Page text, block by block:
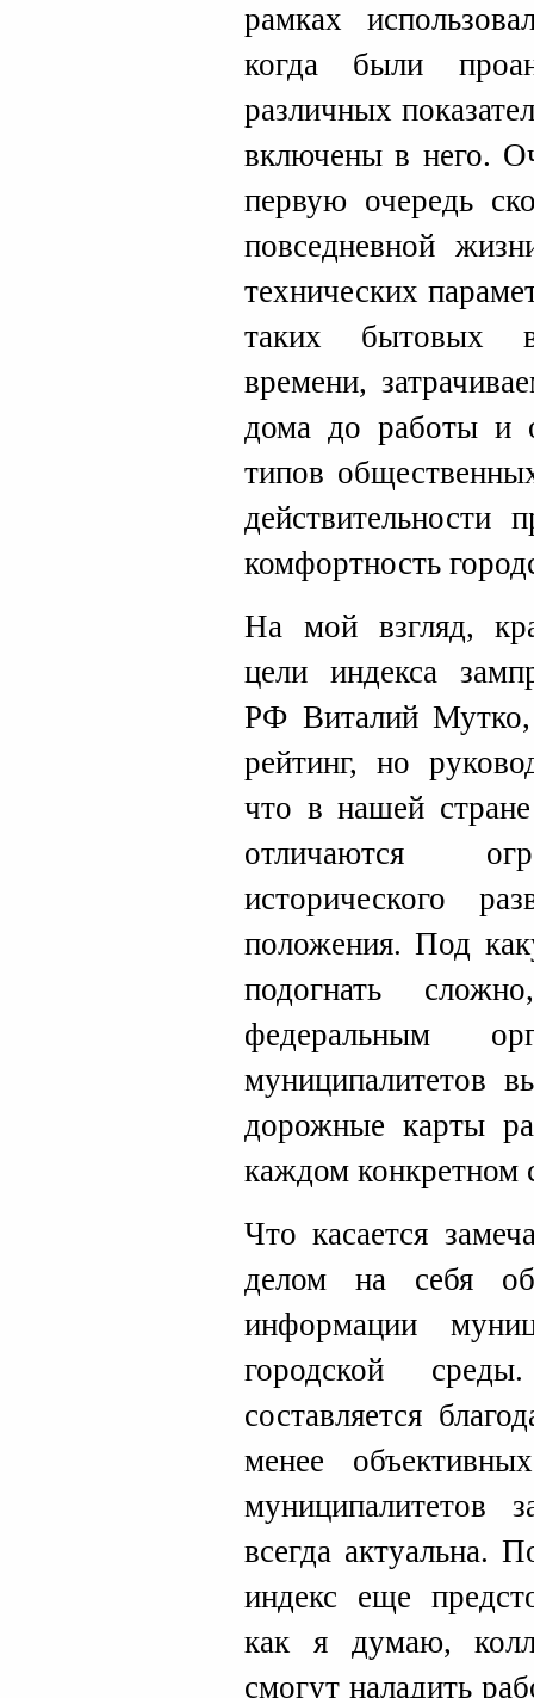
рамках
когда были
различных
включены в него.
первую очередь
повседневной
технических
таких бытовых
времени,
дома до работы и
типов
действительности
комфортность
На мой взгляд,
цели индекса
РФ Виталий Мутко,
рейтинг, но
что в нашей
отличаются
исторического
положения. Под
подогнать
федеральным
муниципалитетов
дорожные карты
каждом конкретном
Что касается
делом на себя
информации
городской
составляется
менее
муниципалитетов
всегда актуальна.
индекс еще
как я думаю,
смогут наладить